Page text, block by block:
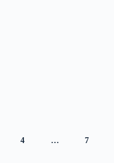
4 … 7